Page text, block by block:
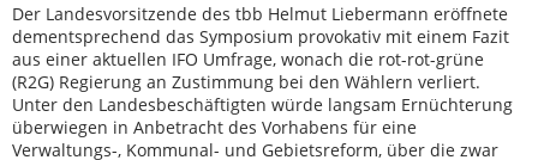
Der Landesvorsitzende des tbb Helmut Liebermann eröffnete
dementsprechend das Symposium provokativ mit einem Fazit
aus einer aktuellen IFO Umfrage, wonach die rot-rot-grüne
(R2G) Regierung an Zustimmung bei den Wählern verliert.
Unter den Landesbeschäftigten würde langsam Ernüchterung
überwiegen in Anbetracht des Vorhabens für eine
Verwaltungs-, Kommunal- und Gebietsreform, über die zwar